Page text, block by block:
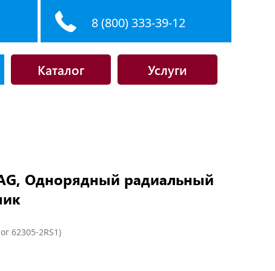
8 (800) 333-39-12
Каталог Услуги
Однорядный радиальный
62305-2RS1)